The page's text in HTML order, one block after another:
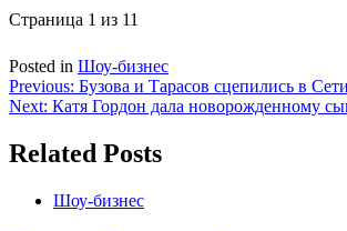
Страница 1 из 11
Posted in Шоу-бизнес
Навигация
по
записям
Previous: Бузова и Тарасов сцепились в Сети
Next: Катя Гордон дала новорожденному
Related Posts
Шоу-бизнес